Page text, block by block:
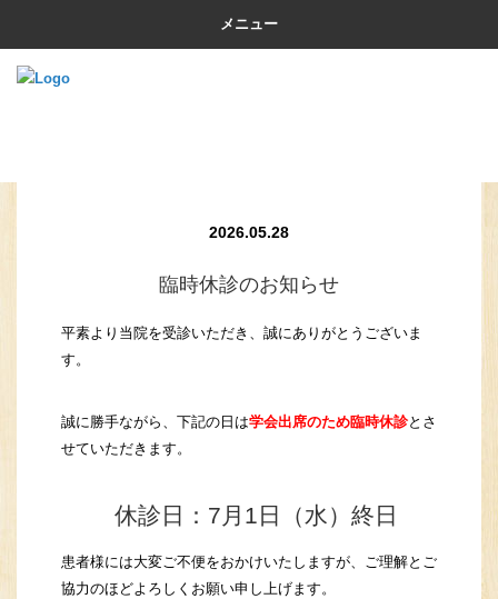
メニュー
2026.05.28
臨時休診のお知らせ
平素より当院を受診いただき、誠にありがとうございま
す。
誠に勝手ながら、下記の日は学会出席のため臨時休診とさ
せていただきます。
休診日：7月1日（水）終日
患者様には大変ご不便をおかけいたしますが、ご理解とご
協力のほどよろしくお願い申し上げます。